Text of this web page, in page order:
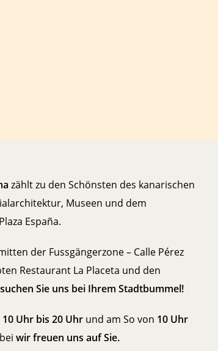
zählt zu den Schönsten des kanarischen
Museen und dem
España.
der Fussgängerzone – Calle Pérez
Restaurant La Placeta und den
Sie uns bei Ihrem Stadtbummel!
10 Uhr bis 20 Uhr und am So von 10 Uhr
wir freuen uns auf Sie.